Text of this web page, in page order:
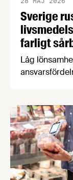
Sverige
farligt
Låg
krig. Det
produktionen
tid när
beredskapen.